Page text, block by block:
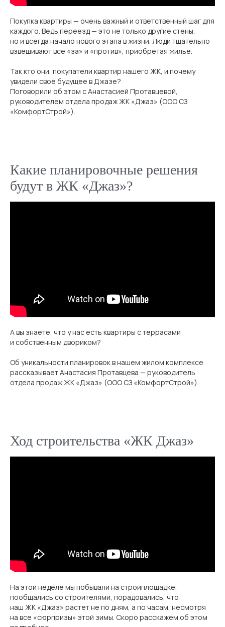
Покупка квартиры — очень важный и ответственный шаг для
каждого. Ведь переезд — это не только другие стены,
но и всегда начало нового этапа в жизни. Люди тщательно
взвешивают все «за» и «против», приобретая жильё.
Так кто они, покупатели квартир нашего ЖК, и почему
увидели своё будущее в Джазе?
Поговорили об этом с Анастасией Протавцевой,
руководителем отдела продаж ЖК «Джаз» (ООО СЗ
«КомфортСтрой»).
Какие планировочные решения
будут в ЖК «Джаз»?
А вы знаете, что у нас есть квартиры с террасами
и собственным двориком?
Об уникальности планировок в нашем жилом комплексе
рассказывает Анастасия Протавцева — руководитель
отдела продаж ЖК «Джаз» (ООО СЗ «КомфортСтрой»).
Ход строительства «ЖК Джаз»
На этой неделе мы побывали на стройплощадке,
пообщались со строителями, порадовались, что
наш ЖК «Джаз» растет не по дням, а по часам, несмотря
на все «сюрпризы» этой зимы. Скоро расскажем об этом
+7(473) 211-40-11
Ежедневно с 10:00 до 19:00
0077744@inbox.ru
Пн - Пт: 10:00 - 19:00
Сб - Вс: по записи
Воронеж
Бульвар Содружества, 1